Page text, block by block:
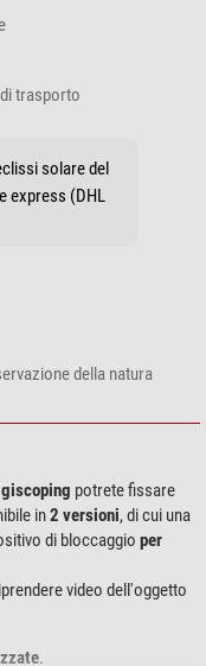
trasporto
solare del
express (DHL
della natura
potrete fissare
in2 versioni, di cui una
di bloccaggio per
video dell'oggetto
.